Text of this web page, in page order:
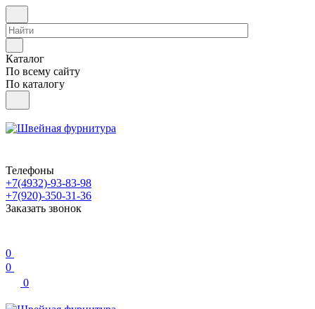
Каталог
По всему сайту
По каталогу
Телефоны
+7(4932)-93-83-98
+7(920)-350-31-36
Заказать звонок
0
0
0